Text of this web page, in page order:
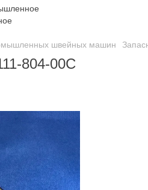
швейных машин
804-00C